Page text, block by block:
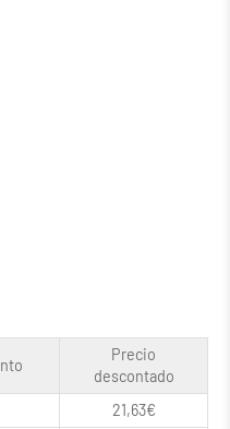
Precio
descontado
21,63€